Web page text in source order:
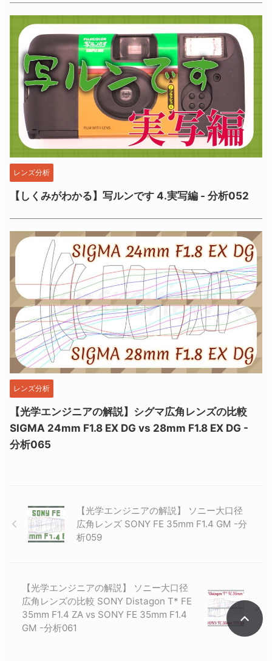
レンズ分析
【しくみがわかる】写ルンです 4.実写編 - 分析052
レンズ分析
【光学エンジニアの解説】シグマ広角レンズの比較
SIGMA 24mm F1.8 EX DG vs 28mm F1.8 EX DG -
分析065
【光学エンジニアの解説】 ソニー大口径
広角レンズ SONY FE 35mm F1.4 GM -分
析059
【光学エンジニアの解説】 ソニー大口径
広角レンズの比較 SONY Distagon T* FE
35mm F1.4 ZA vs SONY FE 35mm F1.4
GM -分析061